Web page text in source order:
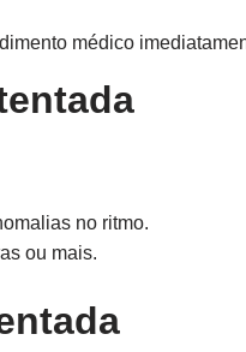
médico
no ritmo.
ou mais.